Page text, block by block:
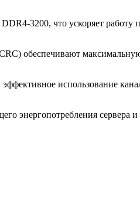
3200, что ускоряет
обеспечивают
использование
энергопотребления сервера и